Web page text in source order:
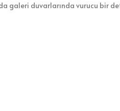
galeri duvarlarında vurucu bir